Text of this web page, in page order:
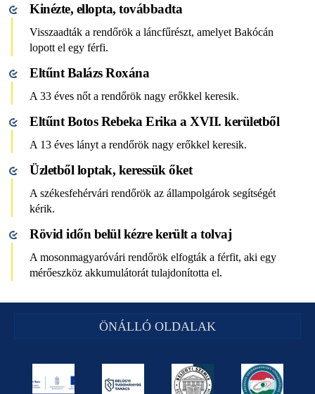
Kinézte, ellopta, továbbadta
Visszaadták a rendőrök a láncfűrészt, amelyet Bakócán
lopott el egy férfi.
Eltűnt Balázs Roxána
A 33 éves nőt a rendőrök nagy erőkkel keresik.
Eltűnt Botos Rebeka Erika a XVII. kerületből
A 13 éves lányt a rendőrök nagy erőkkel keresik.
Üzletből loptak, keressük őket
A székesfehérvári rendőrök az állampolgárok segítségét
kérik.
Rövid időn belül kézre került a tolvaj
A mosonmagyaróvári rendőrök elfogták a férfit, aki egy
mérőeszköz akkumulátorát tulajdonította el.
ÖNÁLLÓ OLDALAK